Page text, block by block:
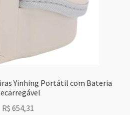
Yinhing Portátil com Bateria
R$ 654,31